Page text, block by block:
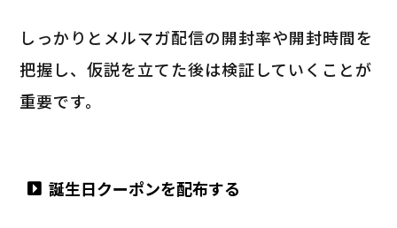
しっかりとメルマガ配信の開封率や開封時間を
把握し、仮説を立てた後は検証していくことが
重要です。
誕生日クーポンを配布する